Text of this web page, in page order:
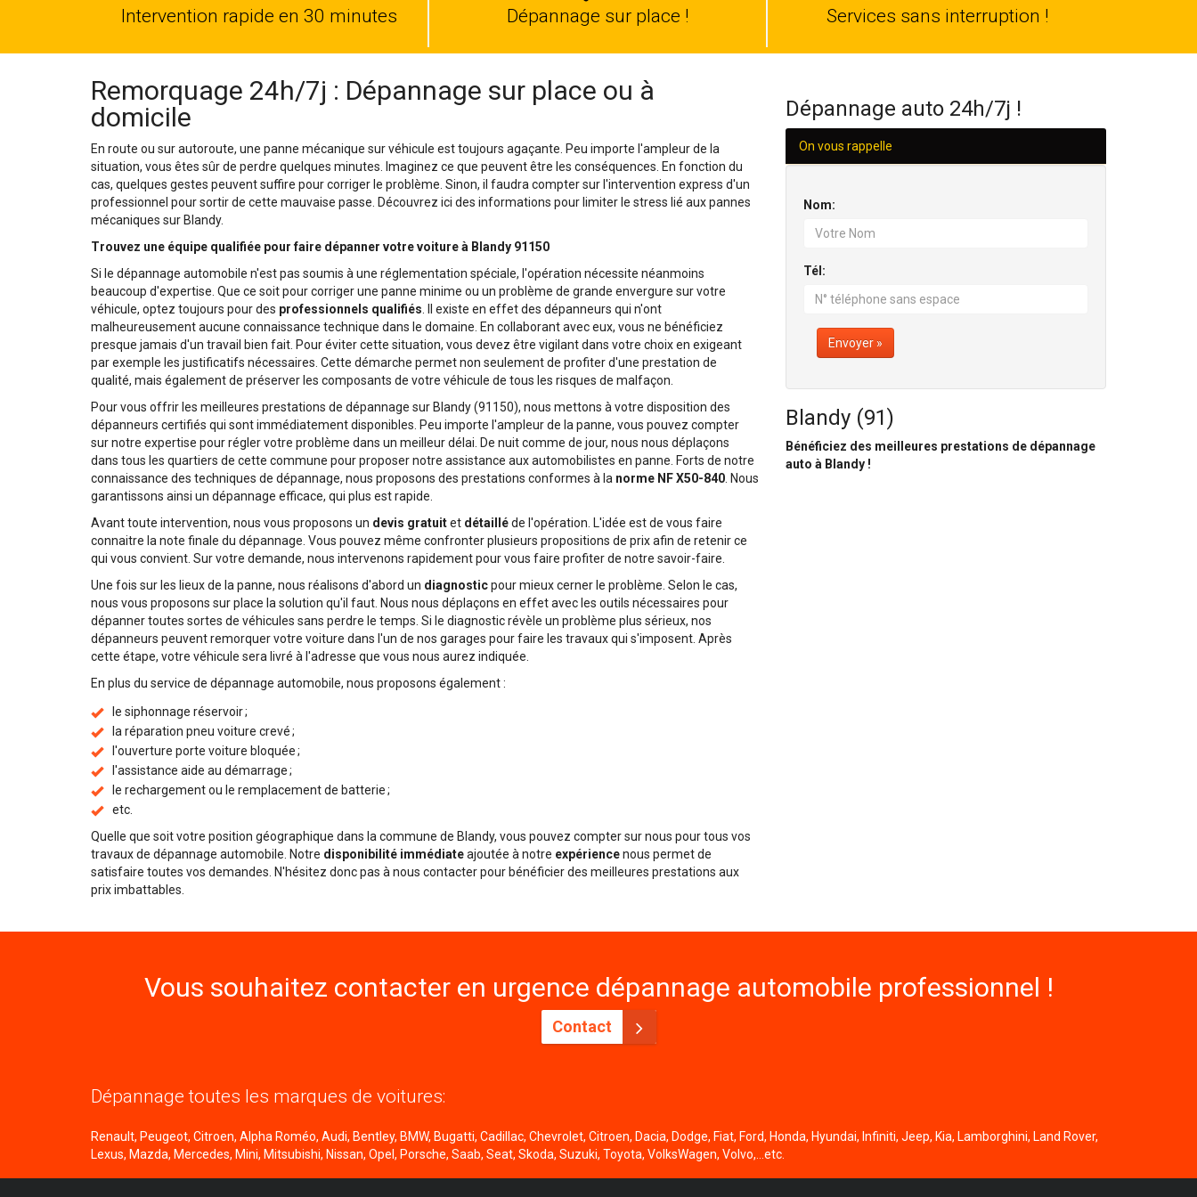
Intervention rapide en 30 minutes
auto
Dépannage sur place !
24
H/24
Services sans interruption !
Remorquage 24h/7j : Dépannage sur place ou à
domicile
En route ou sur autoroute, une panne mécanique sur véhicule est toujours agaçante. Peu importe l'ampleur de la
situation, vous êtes sûr de perdre quelques minutes. Imaginez ce que peuvent être les conséquences. En fonction du
cas, quelques gestes peuvent suffire pour corriger le problème. Sinon, il faudra compter sur l'intervention express d'un
professionnel pour sortir de cette mauvaise passe. Découvrez ici des informations pour limiter le stress lié aux pannes
mécaniques sur Blandy.
Trouvez une équipe qualifiée pour faire dépanner votre voiture à Blandy 91150
Si le dépannage automobile n'est pas soumis à une réglementation spéciale, l'opération nécessite néanmoins
beaucoup d'expertise. Que ce soit pour corriger une panne minime ou un problème de grande envergure sur votre
véhicule, optez toujours pour des professionnels qualifiés . Il existe en effet des dépanneurs qui n'ont
malheureusement aucune connaissance technique dans le domaine. En collaborant avec eux, vous ne bénéficiez
presque jamais d'un travail bien fait. Pour éviter cette situation, vous devez être vigilant dans votre choix en exigeant
par exemple les justificatifs nécessaires. Cette démarche permet non seulement de profiter d'une prestation de
qualité, mais également de préserver les composants de votre véhicule de tous les risques de malfaçon.
Pour vous offrir les meilleures prestations de dépannage sur Blandy (91150), nous mettons à votre disposition des
dépanneurs certifiés qui sont immédiatement disponibles. Peu importe l'ampleur de la panne, vous pouvez compter
sur notre expertise pour régler votre problème dans un meilleur délai. De nuit comme de jour, nous nous déplaçons
dans tous les quartiers de cette commune pour proposer notre assistance aux automobilistes en panne. Forts de notre
connaissance des techniques de dépannage, nous proposons des prestations conformes à la norme NF X50-840 . Nous
garantissons ainsi un dépannage efficace, qui plus est rapide.
Avant toute intervention, nous vous proposons un devis gratuitet détailléde l'opération. L'idée est de vous faire
connaitre la note finale du dépannage. Vous pouvez même confronter plusieurs propositions de prix afin de retenir ce
qui vous convient. Sur votre demande, nous intervenons rapidement pour vous faire profiter de notre savoir-faire.
Une fois sur les lieux de la panne, nous réalisons d'abord un diagnosticpour mieux cerner le problème. Selon le cas,
nous vous proposons sur place la solution qu'il faut. Nous nous déplaçons en effet avec les outils nécessaires pour
dépanner toutes sortes de véhicules sans perdre le temps. Si le diagnostic révèle un problème plus sérieux, nos
dépanneurs peuvent remorquer votre voiture dans l'un de nos garages pour faire les travaux qui s'imposent. Après
cette étape, votre véhicule sera livré à l'adresse que vous nous aurez indiquée.
En plus du service de dépannage automobile, nous proposons également :
le siphonnage réservoir ;
la réparation pneu voiture crevé ;
l'ouverture porte voiture bloquée ;
l'assistance aide au démarrage ;
le rechargement ou le remplacement de batterie ;
etc.
Quelle que soit votre position géographique dans la commune de Blandy, vous pouvez compter sur nous pour tous vos
travaux de dépannage automobile. Notre disponibilité immédiateajoutée à notre expériencenous permet de
satisfaire toutes vos demandes. N'hésitez donc pas à nous contacter pour bénéficier des meilleures prestations aux
prix imbattables.
Dépannage auto 24h/7j !
On vous rappelle
Nom:
Tél:
Envoyer »
Blandy (91)
Bénéficiez des meilleures prestations de dépannage
auto à Blandy !
Vous souhaitez contacter en urgence dépannage automobile professionnel !
Contact
Dépannage toutes les marques de voitures:
Renault, Peugeot, Citroen, Alpha Roméo, Audi, Bentley, BMW, Bugatti, Cadillac, Chevrolet, Citroen, Dacia, Dodge, Fiat, Ford, Honda, Hyundai, Infiniti, Jeep, Kia, Lamborghini, Land Rover,
Lexus, Mazda, Mercedes, Mini, Mitsubishi, Nissan, Opel, Porsche, Saab, Seat, Skoda, Suzuki, Toyota, VolksWagen, Volvo,...etc.